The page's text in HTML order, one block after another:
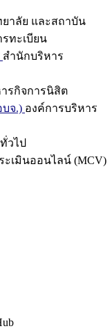
าลัย และสถาบัน
ทะเบียน
สำนักบริหาร
รกิจการนิสิต
จ.) องค์การบริหาร
วไป
ะเมินออนไลน์ (MCV)